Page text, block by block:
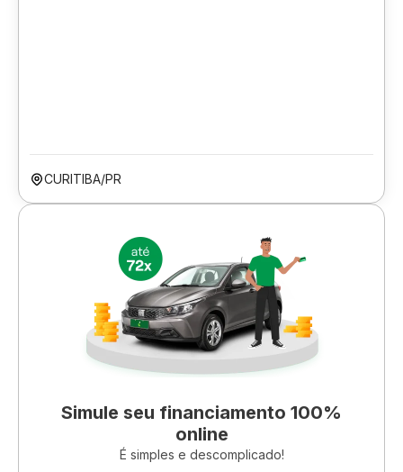
CURITIBA/PR
Simule seu financiamento 100%
online
É simples e descomplicado!